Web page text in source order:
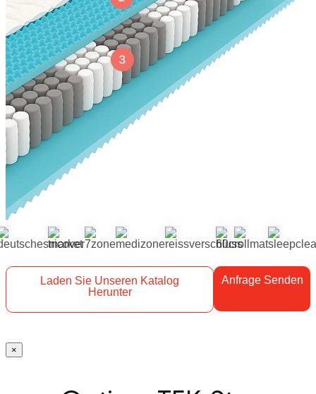
Laden Sie Unseren Katalog
Herunter
Anfrage Senden
×